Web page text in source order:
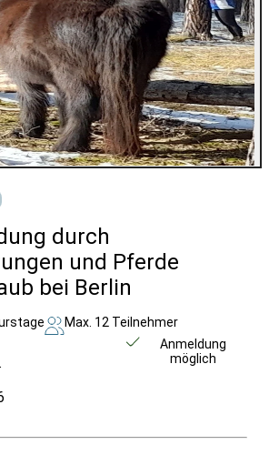
durch
und Pferde
bei Berlin
Max. 12 Teilnehmer
Anmeldung
möglich